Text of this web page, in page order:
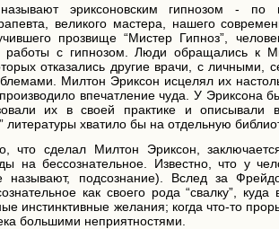
эриксоновским гипнозом - по
великого мастера, нашего
прозвище “Мистер Гипноз”,
работы с гипнозом. Люди обращались к
отказались другие врачи, с личными,
Милтон Эриксон исцелял их
впечатление чуда. У Эриксона
их в своей практике и описывали
хватило бы на отдельную
что сделал Милтон Эриксон,
на бессознательное. Известно, что у
называют, подсознание). Вслед за
как своего рода “свалку”,
инстинктивные желания; когда что-то
большими неприятностями.